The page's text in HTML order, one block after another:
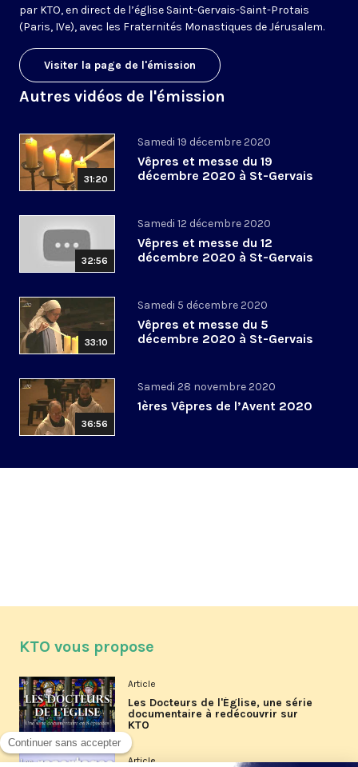
par KTO, en direct de l’église Saint-Gervais-Saint-Protais
(Paris, IVe), avec les Fraternités Monastiques de Jérusalem.
Visiter la page de l'émission
Autres vidéos de l'émission
31:20
Samedi 19 décembre 2020
Vêpres et messe du 19
décembre 2020 à St-Gervais
32:56
Samedi 12 décembre 2020
Vêpres et messe du 12
décembre 2020 à St-Gervais
33:10
Samedi 5 décembre 2020
Vêpres et messe du 5
décembre 2020 à St-Gervais
36:56
Samedi 28 novembre 2020
1ères Vêpres de l’Avent 2020
KTO vous propose
Article
Les Docteurs de l'Église, une série
documentaire à redécouvrir sur
KTO
Article